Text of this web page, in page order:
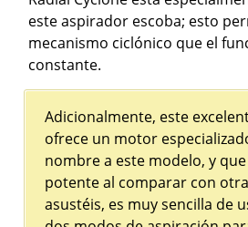
este aspirador escoba; esto
mecanismo ciclónico que el
constante.
Adicionalmente, este
ofrece un motor
nombre a este modelo, y que
potente al comparar con
asustéis, es muy sencilla de